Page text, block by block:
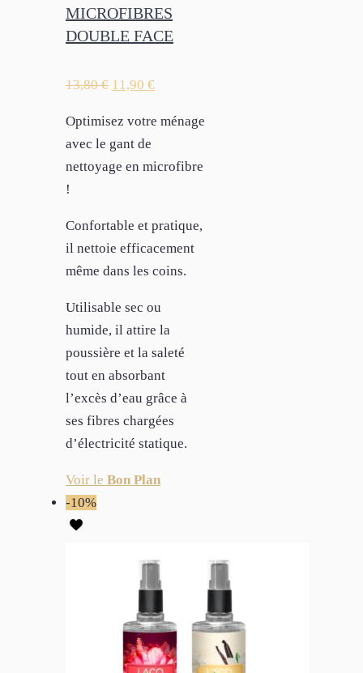
MICROFIBRES
DOUBLE FACE
13,80€ 11,90 €
Optimisez votre ménage
avec le gant de
nettoyage en microfibre
!
Confortable et pratique,
il nettoie efficacement
même dans les coins.
Utilisable sec ou
humide, il attire la
poussière et la saleté
tout en absorbant
l’excès d’eau grâce à
ses fibres chargées
d’électricité statique.
Voir le Bon Plan
-10%